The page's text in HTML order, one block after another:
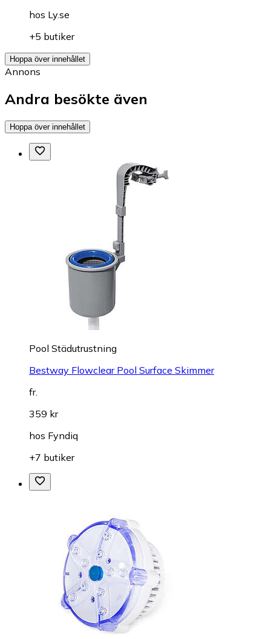
hos Ly.se
+5 butiker
Hoppa över innehållet
Annons
Andra besökte även
Hoppa över innehållet
Pool Städutrustning
Bestway Flowclear Pool Surface Skimmer
fr.
359 kr
hos Fyndiq
+7 butiker